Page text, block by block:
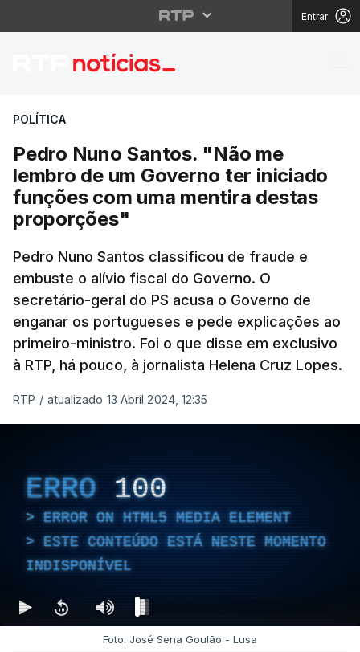
Entrar
Pedro Nuno Santos.
POLÍTICA
Pedro Nuno Santos. "Não me
lembro de um Governo ter iniciado
funções com uma mentira destas
proporções"
Pedro Nuno Santos classificou de fraude e
embuste o alívio fiscal do Governo. O
secretário-geral do PS acusa o Governo de
enganar os portugueses e pede explicações ao
primeiro-ministro. Foi o que disse em exclusivo
à RTP, há pouco, à jornalista Helena Cruz Lopes.
RTP / atualizado 13 Abril 2024, 12:35
ERRO 100
ERROR ON HTML5 MEDIA ELEMENT
ESTE CONTEÚDO ESTÁ NESTE MOMENTO
INDISPONÍVEL
Foto: José Sena Goulão - Lusa